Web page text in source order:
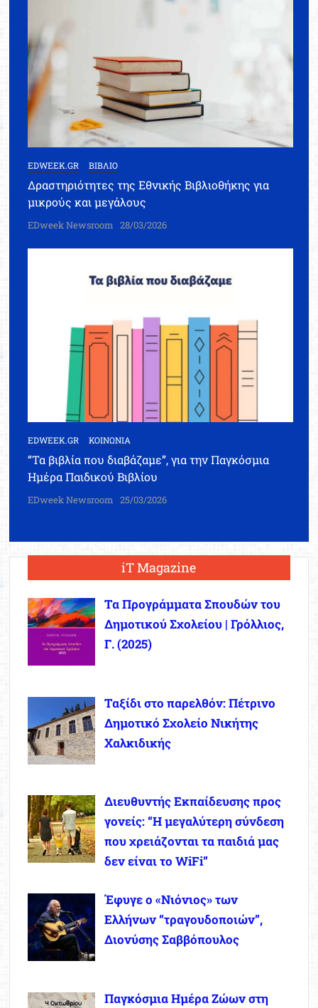
EDWEEK.GR ΒΙΒΛΙΟ
Δραστηριότητες της Εθνικής Βιβλιοθήκης για
μικρούς και μεγάλους
EDweek Newsroom 28/03/2026
EDWEEK.GR ΚΟΙΝΩΝΙΑ
“Τα βιβλία που διαβάζαμε”, για την Παγκόσμια
Ημέρα Παιδικού Βιβλίου
EDweek Newsroom 25/03/2026
iT Magazine
Τα Προγράμματα Σπουδών του
Δημοτικού Σχολείου | Γρόλλιος,
Γ. (2025)
Ταξίδι στο παρελθόν: Πέτρινο
Δημοτικό Σχολείο Νικήτης
Χαλκιδικής
Διευθυντής Εκπαίδευσης προς
γονείς: “Η μεγαλύτερη σύνδεση
που χρειάζονται τα παιδιά μας
δεν είναι το WiFi”
Έφυγε ο «Νιόνιος» των
Ελλήνων “τραγουδοποιών”,
Διονύσης Σαββόπουλος
Παγκόσμια Ημέρα Ζώων στη